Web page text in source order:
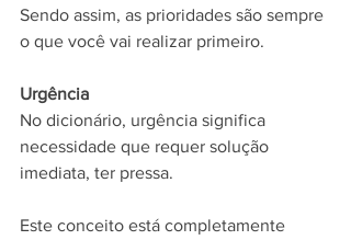
Sendo assim, as prioridades são sempre
o que você vai realizar primeiro.
Urgência
No dicionário, urgência significa
necessidade que requer solução
imediata, ter pressa.
Este conceito está completamente